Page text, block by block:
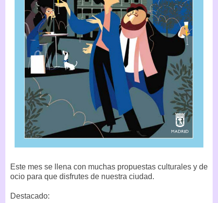
Este mes se llena con muchas propuestas culturales y de
ocio para que disfrutes de nuestra ciudad.
Destacado: